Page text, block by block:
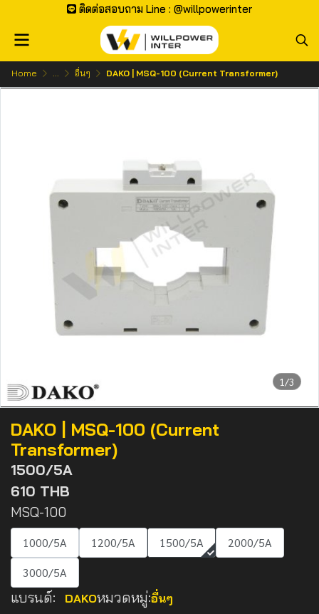
ติดต่อสอบถาม Line : @willpowerinter
Home ... อื่นๆ DAKO | MSQ-100 (Current Transformer)
1/3
DAKO | MSQ-100 (Current
Transformer)
1500/5A
610 THB
MSQ-100
1000/5A 1200/5A 1500/5A
2000/5A
3000/5A
แบรนด์: DAKOหมวดหมู่:อื่นๆ